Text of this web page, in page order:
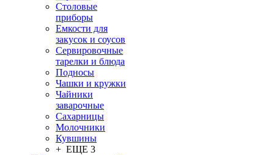
Столовые
приборы
Емкости для
закусок и соусов
Сервировочные
тарелки и блюда
Подносы
Чашки и кружки
Чайники
заварочные
Сахарницы
Молочники
Кувшины
+ ЕЩЕ 3